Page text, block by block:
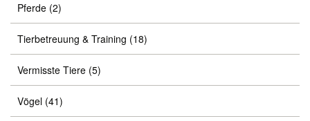
Pferde (2)
Tierbetreuung & Training (18)
Vermisste Tiere (5)
Vögel (41)